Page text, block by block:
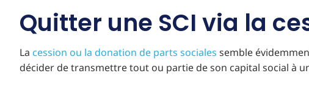
Quitter une SCI via la
La cession ou la donation de parts sociales semble
décider de transmettre tout ou partie de son capital social à